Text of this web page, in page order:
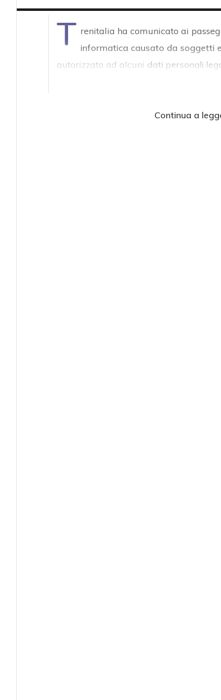
T renitalia ha comunicato ai
informatica causato da soggetti
autorizzato ad alcuni dati personali
Continua a